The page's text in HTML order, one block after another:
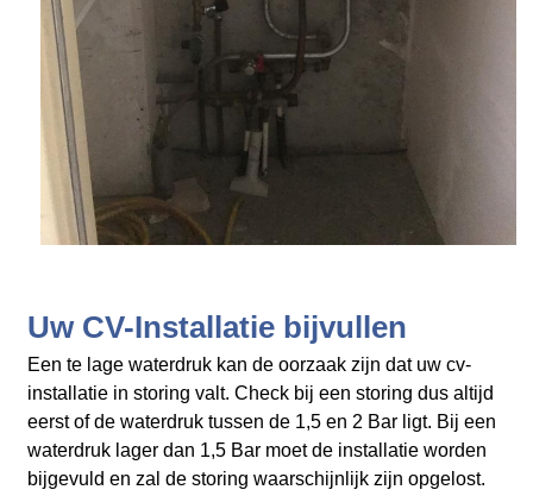
Uw CV-Installatie bijvullen
Een te lage waterdruk kan de oorzaak zijn dat uw cv-
installatie in storing valt. Check bij een storing dus altijd
eerst of de waterdruk tussen de 1,5 en 2 Bar ligt. Bij een
waterdruk lager dan 1,5 Bar moet de installatie worden
bijgevuld en zal de storing waarschijnlijk zijn opgelost.